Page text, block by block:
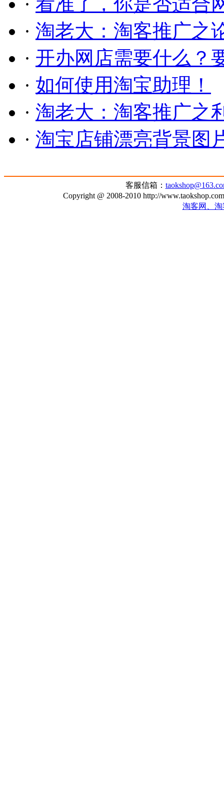
· 淘老大：淘客推广之
· 开办网店需要什么？
· 如何使用淘宝助理！
· 淘老大：淘客推广之
· 淘宝店铺漂亮背景图
客服信箱：
Copyright @ 2008-2010 http://
淘客网、